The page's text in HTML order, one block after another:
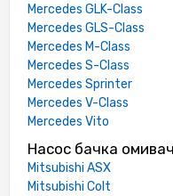
Mercedes GLK-Class
Mercedes GLS-Class
Mercedes M-Class
Mercedes S-Class
Mercedes Sprinter
Mercedes V-Class
Mercedes Vito
Насос бачка
Mitsubishi ASX
Mitsubishi Colt